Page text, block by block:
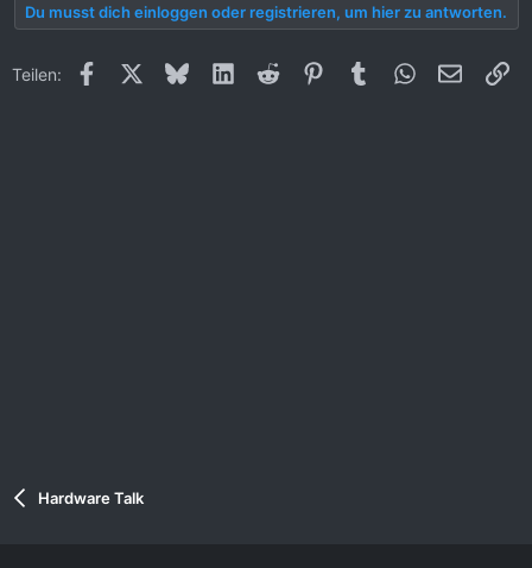
Du musst dich einloggen oder registrieren, um hier zu antworten.
Teilen: FacebookX (Twitter)
BlueskyLinkedInReddit PinterestTumblrWhatsApp
E-Mail
Hardware Talk